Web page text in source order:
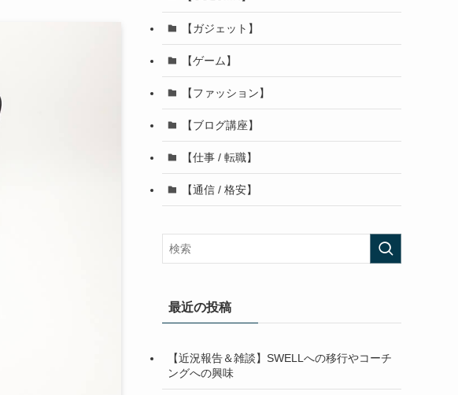
【ガジェット】
【ゲーム】
【ファッション】
【ブログ講座】
【仕事 / 転職】
【通信 / 格安】
最近の投稿
【近況報告＆雑談】SWELLへの移行やコーチ
ングへの興味